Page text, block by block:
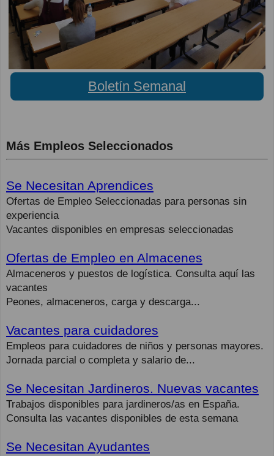
Boletín Semanal
Más Empleos Seleccionados
Se Necesitan Aprendices
Ofertas de Empleo Seleccionadas para personas sin
experiencia
Vacantes disponibles en empresas seleccionadas
Ofertas de Empleo en Almacenes
Almaceneros y puestos de logística. Consulta aquí las
vacantes
Peones, almaceneros, carga y descarga...
Vacantes para cuidadores
Empleos para cuidadores de niños y personas mayores.
Jornada parcial o completa y salario de...
Se Necesitan Jardineros. Nuevas vacantes
Trabajos disponibles para jardineros/as en España.
Consulta las vacantes disponibles de esta semana
Se Necesitan Ayudantes